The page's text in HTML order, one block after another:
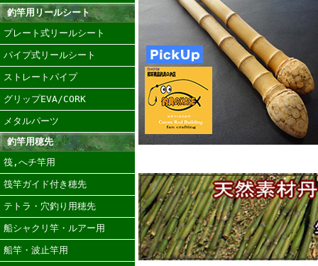
釣竿用リールシート
プレート式リールシート
パイプ式リールシート
ストレートパイプ
グリップEVA/CORK
メタルパーツ
釣竿用穂先
筏,へチ竿用
筏竿ガイド付き穂先
テトラ・穴釣り用穂先
船シャクリ竿・ルアー用
船竿・波止竿用